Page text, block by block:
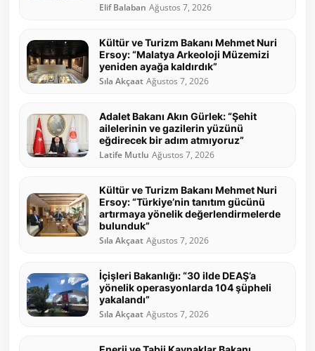
Elif Balaban Ağustos 7, 2026
Kültür ve Turizm Bakanı Mehmet Nuri
Ersoy: “Malatya Arkeoloji Müzemizi
yeniden ayağa kaldırdık”
Sıla Akçaat Ağustos 7, 2026
Adalet Bakanı Akın Gürlek: “Şehit
ailelerinin ve gazilerin yüzünü
eğdirecek bir adım atmıyoruz”
Latife Mutlu Ağustos 7, 2026
Kültür ve Turizm Bakanı Mehmet Nuri
Ersoy: “Türkiye’nin tanıtım gücünü
artırmaya yönelik değerlendirmelerde
bulunduk”
Sıla Akçaat Ağustos 7, 2026
İçişleri Bakanlığı: “30 ilde DEAŞ’a
yönelik operasyonlarda 104 şüpheli
yakalandı”
Sıla Akçaat Ağustos 7, 2026